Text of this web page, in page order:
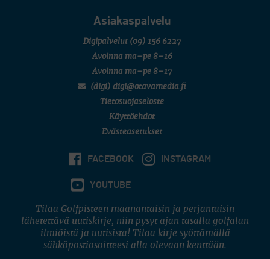
Asiakaspalvelu
Digipalvelut (09) 156 6227
Avoinna ma–pe 8–16
Avoinna ma–pe 8–17
(digi) digi@otavamedia.fi
Tietosuojaseloste
Käyttöehdot
Evästeasetukset
FACEBOOK INSTAGRAM
YOUTUBE
Tilaa Golfpisteen maanantaisin ja perjantaisin
lähetettävä uutiskirje, niin pysyt ajan tasalla golfalan
ilmiöistä ja uutisista! Tilaa kirje syöttämällä
sähköpostiosoitteesi alla olevaan kenttään.